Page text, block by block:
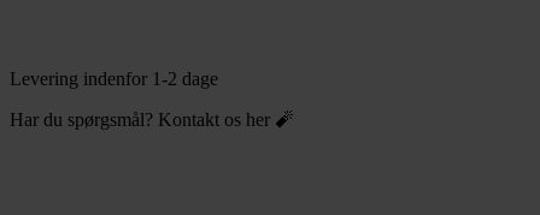
Levering indenfor 1-2 dage
Har du spørgsmål? Kontakt os her 🧨